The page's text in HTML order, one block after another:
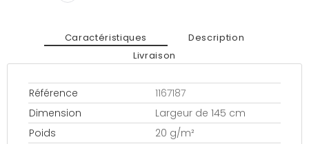
Caractéristiques
Description
Livraison
Référence
1167187
Dimension
Largeur de 145 cm
Poids
20 g/m²